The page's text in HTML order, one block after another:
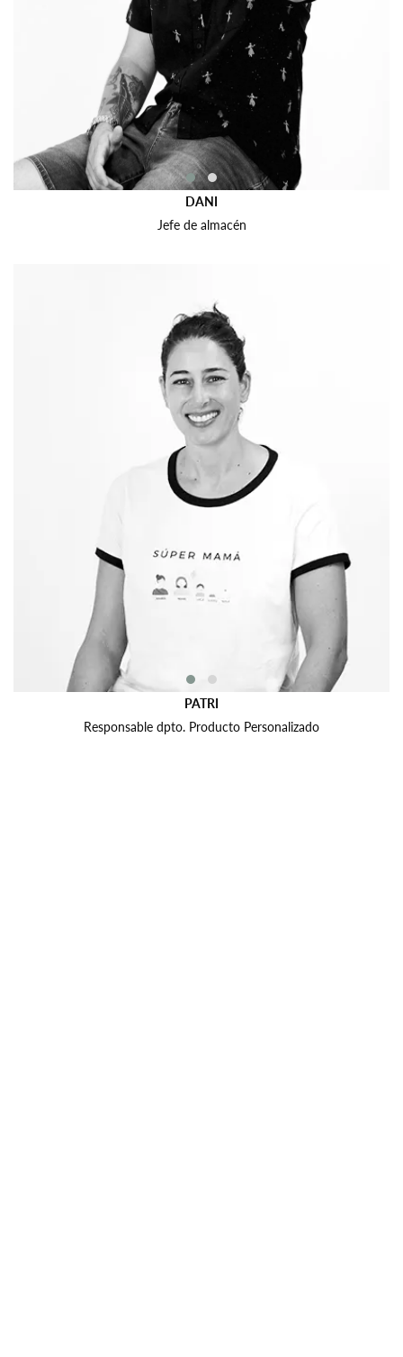
DANI
Jefe de almacén
PATRI
Responsable dpto. Producto Personalizado
¡HEY! -10% de DESCUENTO
por apuntarte a nuestra news
💛
Te enviaremos inspiración, descuentos y sorpresillas por
ser VIP
QUIERO MI DESCUENTO